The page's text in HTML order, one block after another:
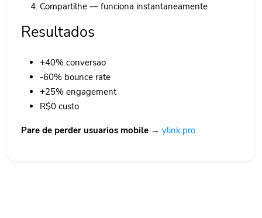
Compartilhe — funciona instantaneamente
Resultados
+40% conversao
-60% bounce rate
+25% engagement
R$0 custo
Pare de perder usuarios mobile → ylink.pro